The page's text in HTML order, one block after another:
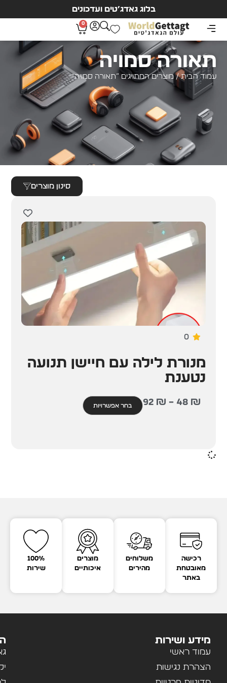
בלוג גאדג’טים ועדכונים
0
תאורה סמויה
עמוד הבית/ מוצרים המתויגים “תאורה סמויה”
סינון מוצרים
0
מנורת לילה עם חיישן תנועה
נטענת
48 ₪
–
92 ₪ בחר אפשרויות
רכישה
מאובטחת
באתר
משלוחים
מהירים
מוצרים
איכותיים
100%
שירות
מידע ושירות
עמוד ראשי
הצהרת נגישות